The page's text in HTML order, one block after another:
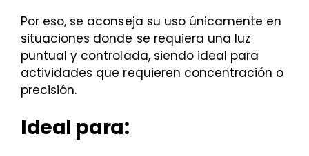
Por eso, se aconseja su uso únicamente en
situaciones donde se requiera una luz
puntual y controlada, siendo ideal para
actividades que requieren concentración o
precisión.
Ideal para: